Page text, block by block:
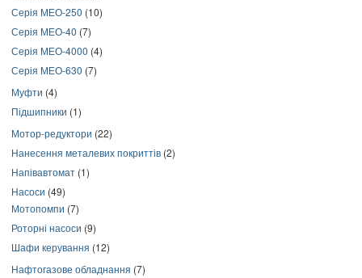
Серія МЕО-250 (10)
Серія МЕО-40 (7)
Серія МЕО-4000 (4)
Серія МЕО-630 (7)
Муфти (4)
Підшипники (1)
Мотор-редуктори (22)
Нанесення металевих покриттів (2)
Напівавтомат (1)
Насоси (49)
Мотопомпи (7)
Роторні насоси (9)
Шафи керування (12)
Нафтогазове обладнання (7)